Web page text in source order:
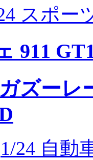
スポー
911
ズーレ
1/24 自動